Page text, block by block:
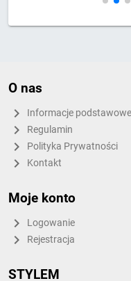
O nas
Informacje podstawowe
Regulamin
Polityka Prywatności
Kontakt
Moje konto
Logowanie
Rejestracja
STYLEM